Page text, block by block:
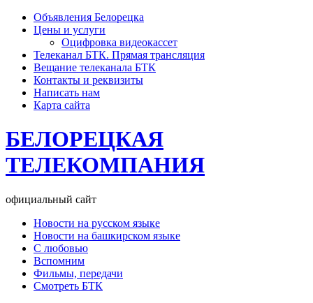
Объявления Белорецка
Цены и услуги
Оцифровка видеокассет
Телеканал БТК. Прямая трансляция
Вещание телеканала БТК
Контакты и реквизиты
Написать нам
Карта сайта
БЕЛОРЕЦКАЯ
ТЕЛЕКОМПАНИЯ
официальный сайт
Новости на русском языке
Новости на башкирском языке
С любовью
Вспомним
Фильмы, передачи
Смотреть БТК